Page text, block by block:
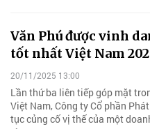
Văn Phú được vinh
tốt nhất Việt Nam
20/11/2025 13:00
Lần thứ ba liên tiếp góp mặt
Việt Nam, Công ty Cổ phần
tục củng cố vị thế của một